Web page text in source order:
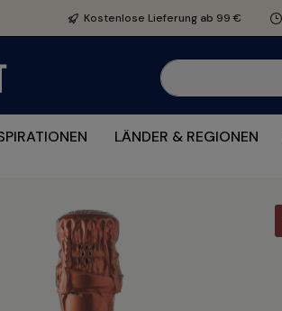
springen
Kostenlose Lieferung ab 99 €
LÄNDER & REGIONEN